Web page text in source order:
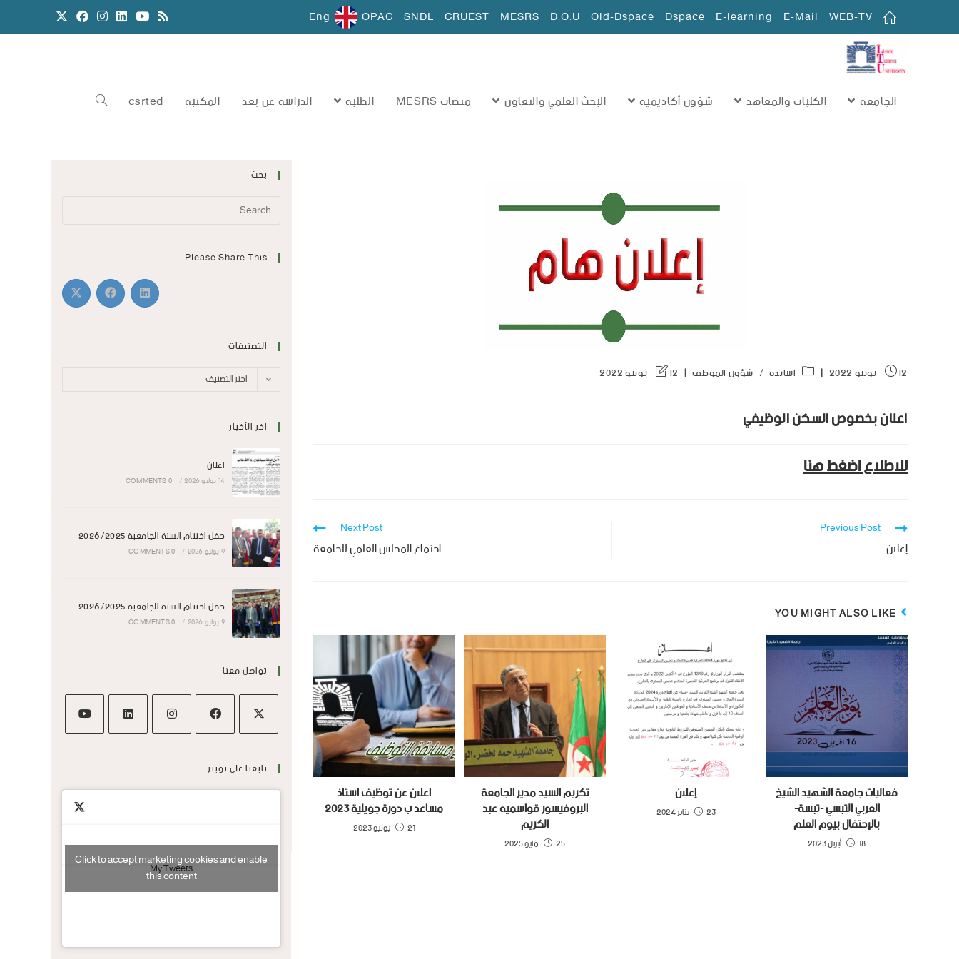
WEB-TV
E-Mail
E-learning
Dspace
Old-Dspace
D.O.U
MESRS
CRUEST
SNDL
OPAC
Eng
الجامعة الكليات والمعاهد شؤون أكاديمية البحث العلمي والتعاون منصات MESRS الطلبة الدراسة عن بعد المكتبة csrted
12 يونيو 2022 اساتذة / شؤون الموظف 12 يونيو 2022
اعلان بخصوص السكن الوظيفي
للاطلاع اضغط هنا
Previous Post
إعلان
Next Post
اجتماع المجلس العلمي للجامعة
YOU MIGHT ALSO LIKE
اعلان عن توظيف استاذ
مساعد ب دورة جويلية 2023
21 يوليو 2023
تكريم السيد مدير الجامعة
البروفيسور قواسميه عبد
الكريم
25 مايو 2025
إعلان
23 يناير 2024
فعاليات جامعة الشهيد الشيخ
العربي التبسي -تبسة-
بالإحتفال بيوم العلم
18 أبريل 2023
بحث
Please Share This
التصنيفات
اختر التصنيف
اخر الأخبار
اعلان
14 يوليو 2026 /
0 COMMENTS
حفل اختتام السنة الجامعية 2026/2025
9 يوليو 2026 /
0 COMMENTS
حفل اختتام السنة الجامعية 2026/2025
9 يوليو 2026 /
0 COMMENTS
تواصل معنا
تابعنا على تويتر
My Tweets
Click to accept marketing cookies and enable
this content